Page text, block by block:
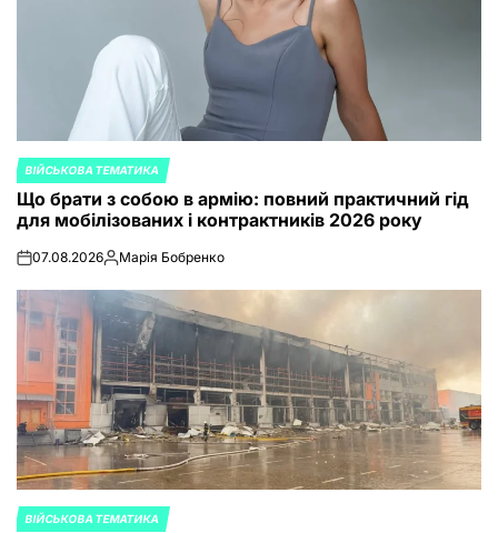
POSTED
IN
ВІЙСЬКОВА ТЕМАТИКА
Що брати з собою в армію: повний практичний гід
для мобілізованих і контрактників 2026 року
on07.08.2026Posted
Марія Бобренко
POSTED
ВІЙСЬКОВА ТЕМАТИКА